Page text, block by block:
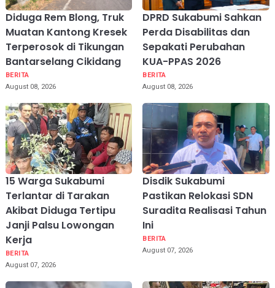
Diduga Rem Blong, Truk
Muatan Kantong Kresek
Terperosok di Tikungan
Bantarselang Cikidang
BERITA
August 08, 2026
DPRD Sukabumi Sahkan
Perda Disabilitas dan
Sepakati Perubahan
KUA-PPAS 2026
BERITA
August 08, 2026
15 Warga Sukabumi
Terlantar di Tarakan
Akibat Diduga Tertipu
Janji Palsu Lowongan
Kerja
BERITA
August 07, 2026
Disdik Sukabumi
Pastikan Relokasi SDN
Suradita Realisasi Tahun
Ini
BERITA
August 07, 2026